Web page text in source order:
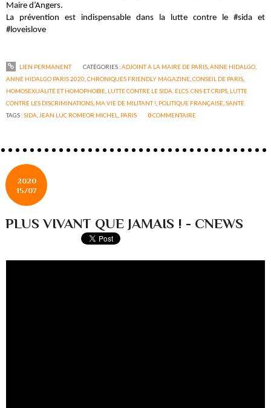
Maire d’Angers.
La prévention est indispensable dans la lutte contre le #sida et
#loveislove
LIEN PERMANENT CATÉGORIES :ADJOINT À LA MAIRE DE PARIS, ANNE HIDALGO,
ANNE HIDALGO PARIS 2020 ,CHRONIQUES FRIENDLY MAGAZINE ,CONSEIL DE PARIS
HOMOSEXUALITÉ ET HOMOPHOBIE LUTTE CONTRE LE SIDA, ELCS, CNS ET CRIPS LUTTE
CONTRE LES DISCRIMINATIONS MA VIE DE MILITANT ! POLITIQUE FRANÇAISE ,SANTÉ
TAGS :SIDA JEAN LUC ROMEOR MICHEL PARIS 0COMMENTAIRE
2020
15/07
PLUS VIVANT QUE JAMAIS ! - CNEWS